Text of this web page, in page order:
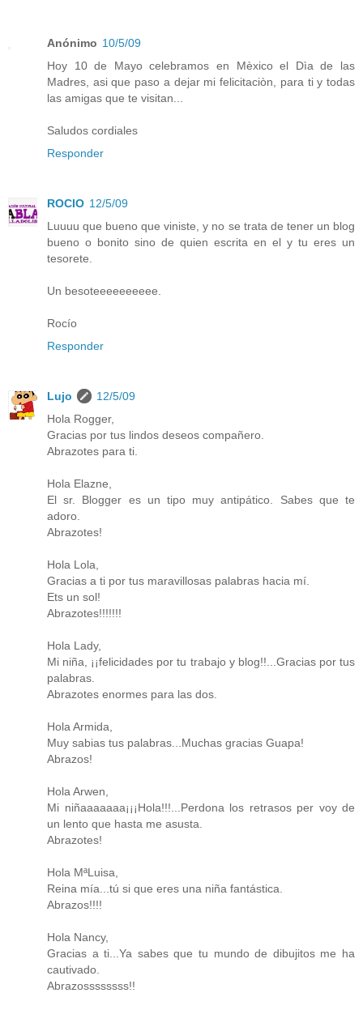
Anónimo 10/5/09
Hoy 10 de Mayo celebramos en Mèxico el Dìa de las
Madres, asi que paso a dejar mi felicitaciòn, para ti y todas
las amigas que te visitan...
Saludos cordiales
Responder
ROCIO 12/5/09
Luuuu que bueno que viniste, y no se trata de tener un blog
bueno o bonito sino de quien escrita en el y tu eres un
tesorete.
Un besoteeeeeeeeee.
Rocío
Responder
Lujo
12/5/09
Hola Rogger,
Gracias por tus lindos deseos compañero.
Abrazotes para ti.
Hola Elazne,
El sr. Blogger es un tipo muy antipático. Sabes que te
adoro.
Abrazotes!
Hola Lola,
Gracias a ti por tus maravillosas palabras hacia mí.
Ets un sol!
Abrazotes!!!!!!!
Hola Lady,
Mi niña, ¡¡felicidades por tu trabajo y blog!!...Gracias por tus
palabras.
Abrazotes enormes para las dos.
Hola Armida,
Muy sabias tus palabras...Muchas gracias Guapa!
Abrazos!
Hola Arwen,
Mi niñaaaaaaa¡¡¡Hola!!!...Perdona los retrasos per voy de
un lento que hasta me asusta.
Abrazotes!
Hola MªLuisa,
Reina mía...tú si que eres una niña fantástica.
Abrazos!!!!
Hola Nancy,
Gracias a ti...Ya sabes que tu mundo de dibujitos me ha
cautivado.
Abrazossssssss!!